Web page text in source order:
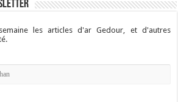
les articles d'ar Gedour, et d'autres